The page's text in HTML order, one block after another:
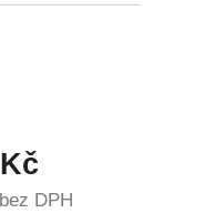
Kč
bez DPH